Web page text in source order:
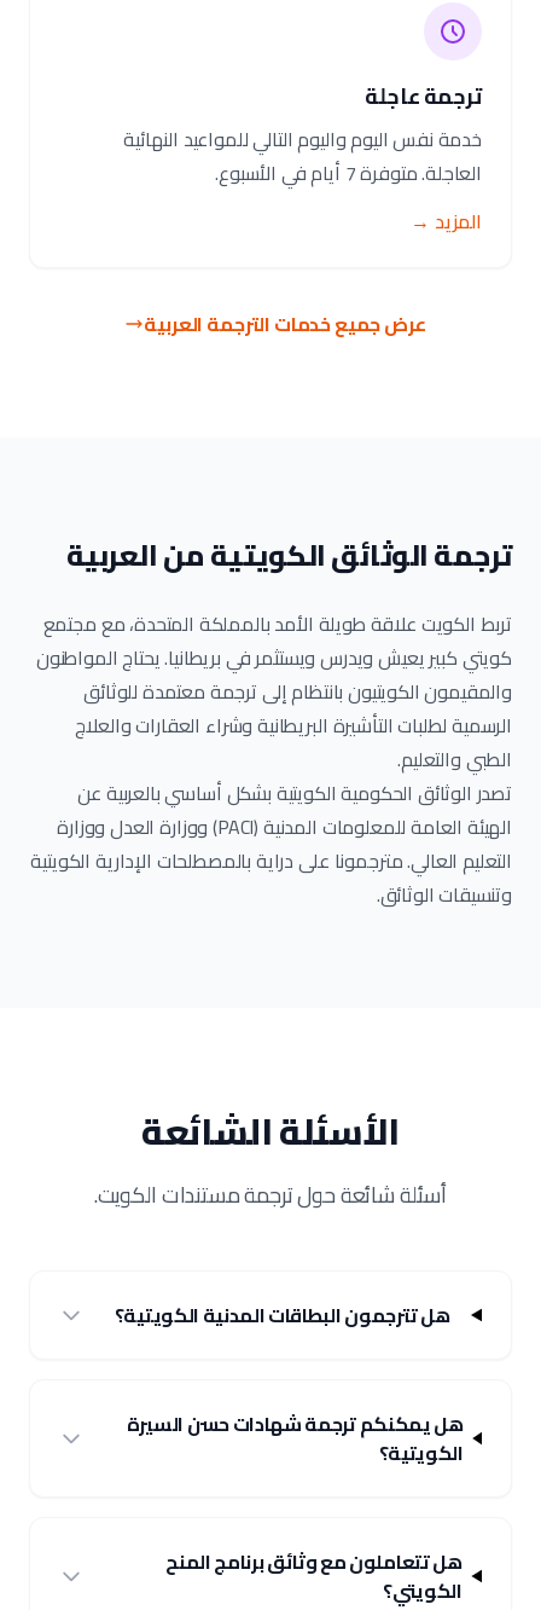
ترجمة عاجلة
خدمة نفس اليوم واليوم التالي للمواعيد النهائية
العاجلة. متوفرة 7 أيام في الأسبوع.
المزيد →
عرض جميع خدمات الترجمة العربية
ترجمة الوثائق الكويتية من العربية
تربط الكويت علاقة طويلة الأمد بالمملكة المتحدة، مع مجتمع
كويتي كبير يعيش ويدرس ويستثمر في بريطانيا. يحتاج المواطنون
والمقيمون الكويتيون بانتظام إلى ترجمة معتمدة للوثائق
الرسمية لطلبات التأشيرة البريطانية وشراء العقارات والعلاج
الطبي والتعليم.
تصدر الوثائق الحكومية الكويتية بشكل أساسي بالعربية عن
الهيئة العامة للمعلومات المدنية (PACI) ووزارة العدل ووزارة
التعليم العالي. مترجمونا على دراية بالمصطلحات الإدارية الكويتية
وتنسيقات الوثائق.
الأسئلة الشائعة
أسئلة شائعة حول ترجمة مستندات الكويت.
هل تترجمون البطاقات المدنية الكويتية؟
هل يمكنكم ترجمة شهادات حسن السيرة
الكويتية؟
هل تتعاملون مع وثائق برنامج المنح
الكويتي؟